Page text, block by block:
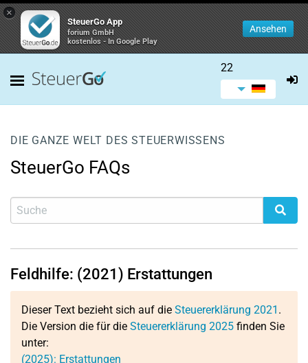
×
SteuerGo App
forium GmbH
kostenlos - In Google Play
Ansehen
22
DIE GANZE WELT DES STEUERWISSENS
SteuerGo FAQs
Feldhilfe: (2021) Erstattungen
Dieser Text bezieht sich auf die Steuererklärung 2021 .
Die Version die für die Steuererklärung 2025 finden Sie
unter:
(2025): Erstattungen